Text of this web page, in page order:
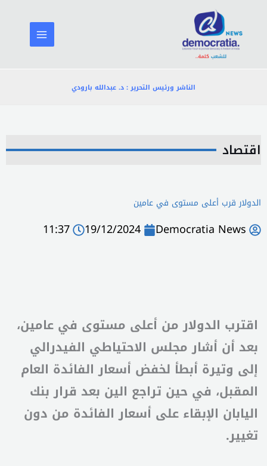
المحتوى
الناشر ورئيس التحرير : د. عبدالله بارودي
اقتصاد
الدولار قرب أعلى مستوى في عامين
Democratia News
19/12/2024
11:37
اقترب الدولار من أعلى مستوى في عامين،
بعد أن أشار مجلس الاحتياطي الفيدرالي
إلى وتيرة أبطأ لخفض أسعار الفائدة العام
المقبل، في حين تراجع الين بعد قرار بنك
اليابان الإبقاء على أسعار الفائدة من دون
تغيير.